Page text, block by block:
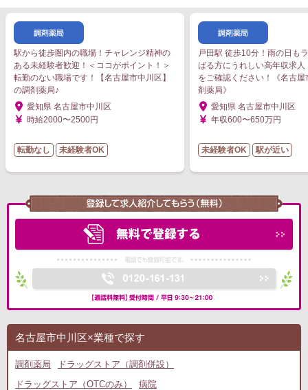
駅から徒歩圏内の職場！チャレンジ精神の
ある未経験者歓迎！＜ココがポイント！＞
転勤のない職場です！【名古屋市中川区】
の調剤薬局♪
愛知県 名古屋市中川区
時給2000〜2500円
転勤なし 未経験者OK
戸田駅 徒歩10分！雨の日も
ばる方にうれしい高年収求人
をご確認ください！《名古屋
剤薬局》
愛知県 名古屋市中川区
年収600〜650万円
未経験者OK 駅が近い
名古屋市中川区×業種で探す
調剤薬局
ドラッグストア（調剤併設）
ドラッグストア（OTCのみ）
病院